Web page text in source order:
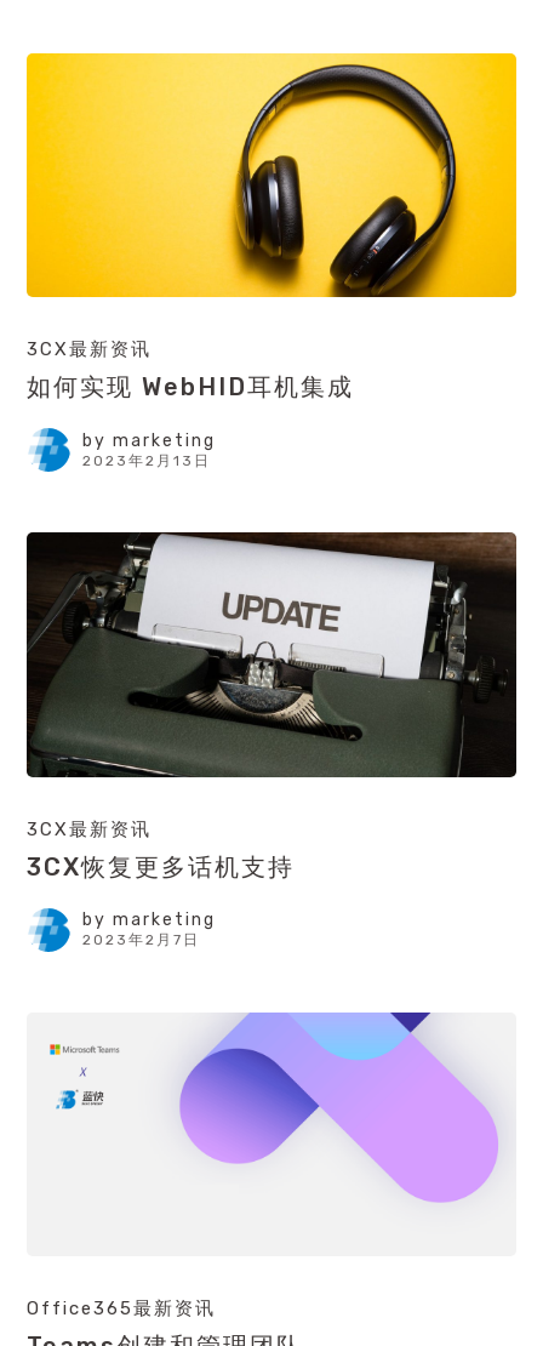
3CX最新资讯
如何实现 WebHID耳机集成
by marketing
2023年2月13日
3CX最新资讯
3CX恢复更多话机支持
by marketing
2023年2月7日
Office365最新资讯